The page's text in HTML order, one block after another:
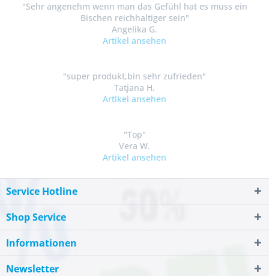
"Sehr angenehm wenn man das Gefühl hat es muss ein
Bischen reichhaltiger sein"
Angelika G.
Artikel ansehen
"super produkt,bin sehr zufrieden"
Tatjana H.
Artikel ansehen
"Top"
Vera W.
Artikel ansehen
Service Hotline
Shop Service
Informationen
Newsletter